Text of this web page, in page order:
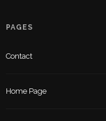
PAGES
Contact
Home Page